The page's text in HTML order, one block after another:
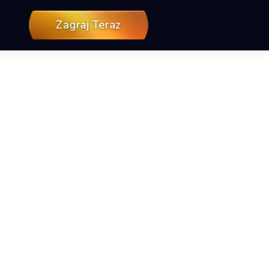
Zagraj Teraz